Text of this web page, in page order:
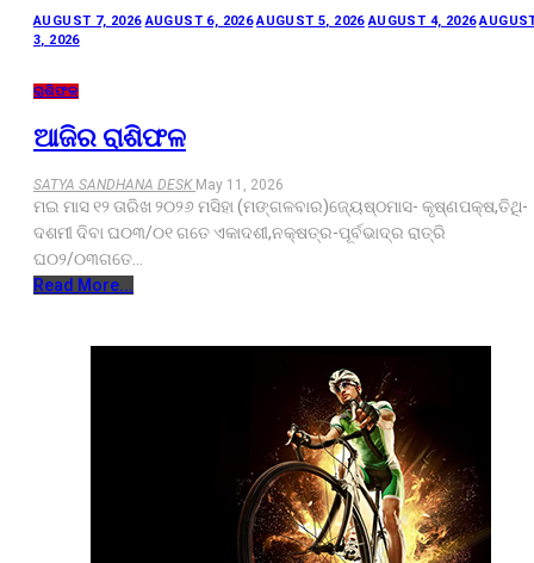
AUGUST 7, 2026 AUGUST 6, 2026 AUGUST 5, 2026 AUGUST 4, 2026
3, 2026
ରାଶିଫଳ
ଆଜିର ରାଶିଫଳ
SATYA SANDHANA DESK May 11, 2026
ମଇ ମାସ ୧୨ ତାରିଖ ୨୦୨୬ ମସିହା (ମଙ୍ଗଳବାର)ଜ୍ୟେଷ୍ଠମାସ- କୃଷ୍ଣପକ୍ଷ,ତିଥି-
ଦଶମୀ ଦିବା ଘ୦୩/୦୧ ଗତେ ଏକାଦଶୀ,ନକ୍ଷତ୍ର-ପୂର୍ବଭାଦ୍ର ରାତ୍ରି
ଘ୦୨/୦୩ଗତେ…
Read More...